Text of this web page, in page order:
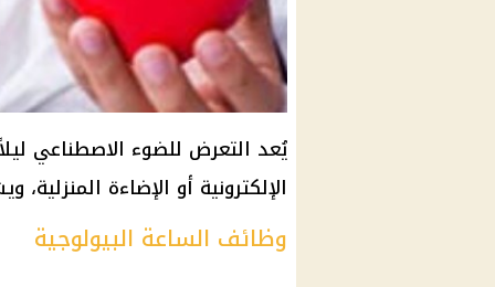
يُعد التعرض للضوء الاصطناعي
الإلكترونية أو الإضاءة
وظائف الساعة البيولوجية